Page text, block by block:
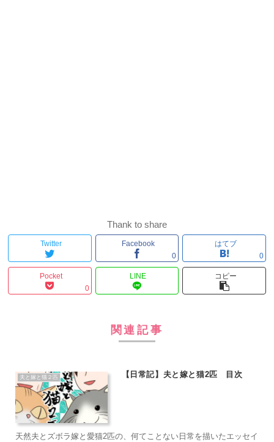
Thank to share
Twitter
Facebook
0
はてブ
0
Pocket
0
LINE コピー
関連記事
夫と嫁と猫２匹 【日常記】夫と嫁と猫2匹 目次
天然夫とズボラ嫁と愛猫2匹の、何てことない日常を描いたエッセイ